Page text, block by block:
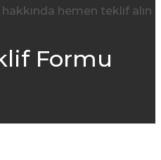
hemen teklif alın
Formu